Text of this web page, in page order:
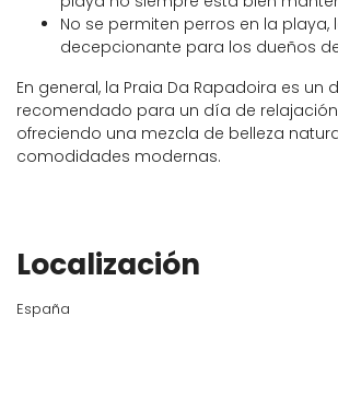
No se permiten perros en la playa,
decepcionante para los dueños
En general, la Praia Da Rapadoira es un
recomendado para un día de
ofreciendo una mezcla de belleza
comodidades modernas.
Localización
España